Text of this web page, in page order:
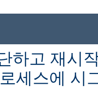
하고 재시
세스에 시